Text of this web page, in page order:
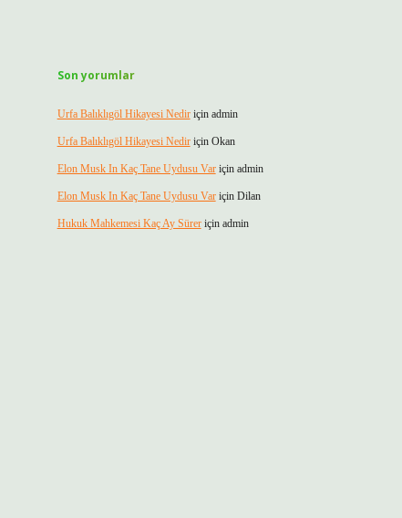
Son yorumlar
Urfa Balıklıgöl Hikayesi Nediriçin admin
Urfa Balıklıgöl Hikayesi Nediriçin Okan
Elon Musk In Kaç Tane Uydusu Variçin admin
Elon Musk In Kaç Tane Uydusu Variçin Dilan
Hukuk Mahkemesi Kaç Ay Süreriçin admin